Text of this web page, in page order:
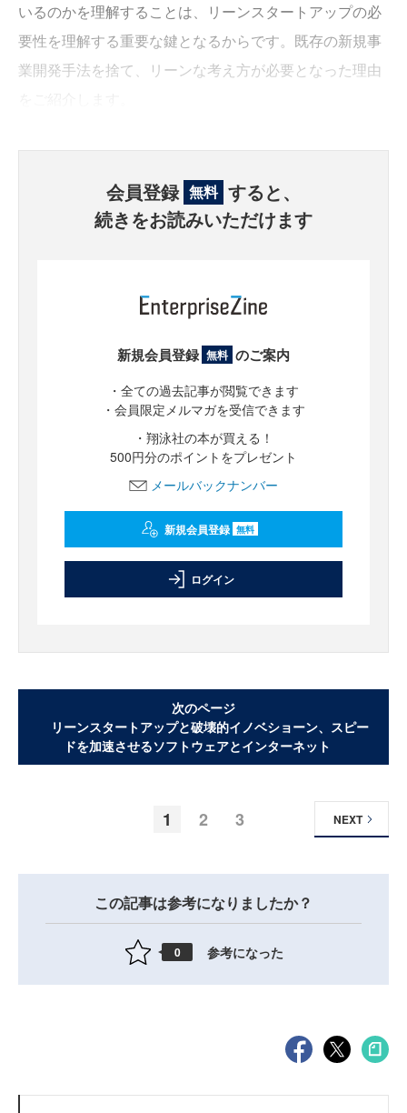
いるのかを理解することは、リーンスタートアップの必
要性を理解する重要な鍵となるからです。既存の新規事
業開発手法を捨て、リーンな考え方が必要となった理由
会員登録 無料 すると、
続きをお読みいただけます
新規会員登録 無料 のご案内
・全ての過去記事が閲覧できます
・会員限定メルマガを受信できます
・翔泳社の本が買える！
500円分のポイントをプレゼント
メールバックナンバー
新規会員登録 無料
ログイン
次のページ
リーンスタートアップと破壊的イノベショーン、スピー
ドを加速させるソフトウェアとインターネット
1 2 3 NEXT
この記事は参考になりましたか？
0 参考になった